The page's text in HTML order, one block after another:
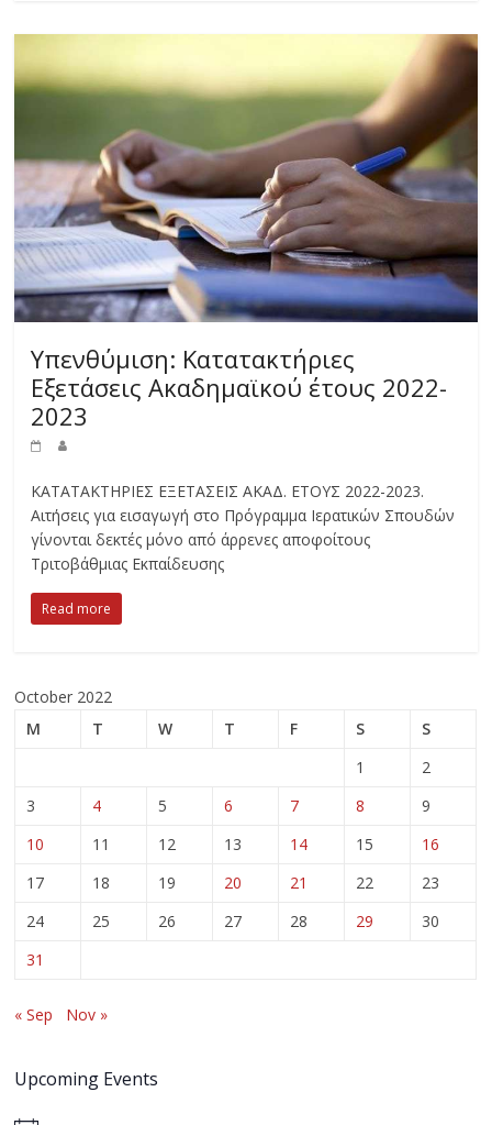
Υπενθύμιση: Κατατακτήριες
Εξετάσεις Ακαδημαϊκού έτους 2022-
2023
ΚΑΤΑΤΑΚΤΗΡΙΕΣ ΕΞΕΤΑΣΕΙΣ ΑΚΑΔ. ΕΤΟΥΣ 2022-2023.
Αιτήσεις για εισαγωγή στο Πρόγραμμα Ιερατικών Σπουδών
γίνονται δεκτές μόνο από άρρενες αποφοίτους
Τριτοβάθμιας Εκπαίδευσης
Read more
October 2022
M
T W T F S
S
1
2
3
4 5 6 7 8
9
10
11 12 13 14 15
16
17
18 19 20 21 22
23
24
25 26 27 28 29
30
31
« Sep Nov »
Upcoming Events